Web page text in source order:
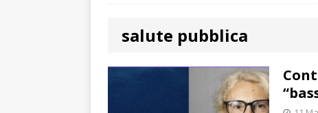
salute pubblica